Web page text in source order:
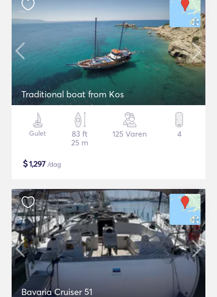
Traditional boat from Kos
Gulet
83 ft
25 m
125 Varen 4
$1,297 /dag
Bavaria Cruiser 51